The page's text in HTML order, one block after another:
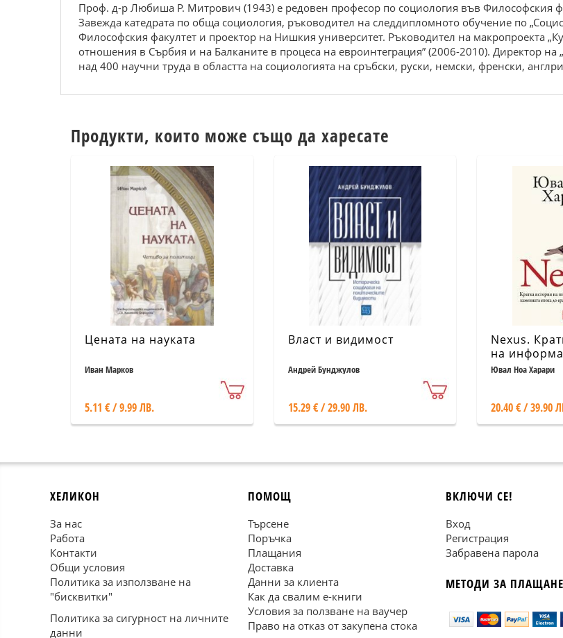
Проф. д-р Любиша Р. Митрович (1943) е редовен професор по социология във Философския
Завежда катедрата по обща социология, ръководител на следдипломното обучение по
Философския факултет и проектор на Нишкия университет. Ръководител на макропроекта
отношения в Сърбия и на Балканите в процеса на евроинтеграция” (2006-2010). Директор
над 400 научни труда в областта на социологията на сръбски, руски, немски, френски,
Продукти, които може също да харесате
Цената на науката
Иван Марков
5.11 € / 9.99 ЛВ.
Власт и видимост
Андрей Бунджулов
15.29 € / 29.90 ЛВ.
Nexus.
на
мрежи от
Ювал Ноа Харари
20.40 € / 39.90
ХЕЛИКОН
За нас
Работа
Контакти
Общи условия
Политика за използване на
"бисквитки"
Политика за сигурност на личните
данни
ПОМОЩ
Търсене
Поръчка
Плащания
Доставка
Данни за клиента
Как да свалим е-книги
Условия за ползване на ваучер
Право на отказ от закупена стока
ВКЛЮЧИ СЕ!
Вход
Регистрация
Забравена парола
МЕТОДИ ЗА ПЛАЩАНЕ